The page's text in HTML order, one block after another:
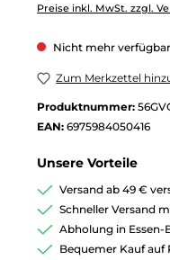
Preise inkl. MwSt. zzgl.
Nicht mehr verfügbar
Zum Merkzettel
Produktnummer:
EAN: 6975984050416
Unsere Vorteile
Versand ab 49 €
Schneller Versand
Abholung in
Bequemer Kauf auf